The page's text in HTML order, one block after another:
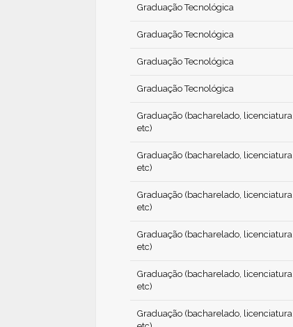
Graduação Tecnológica
Graduação Tecnológica
Graduação Tecnológica
Graduação Tecnológica
Graduação (bacharelado, licenciatura
etc)
Graduação (bacharelado, licenciatura
etc)
Graduação (bacharelado, licenciatura
etc)
Graduação (bacharelado, licenciatura
etc)
Graduação (bacharelado, licenciatura
etc)
Graduação (bacharelado, licenciatura